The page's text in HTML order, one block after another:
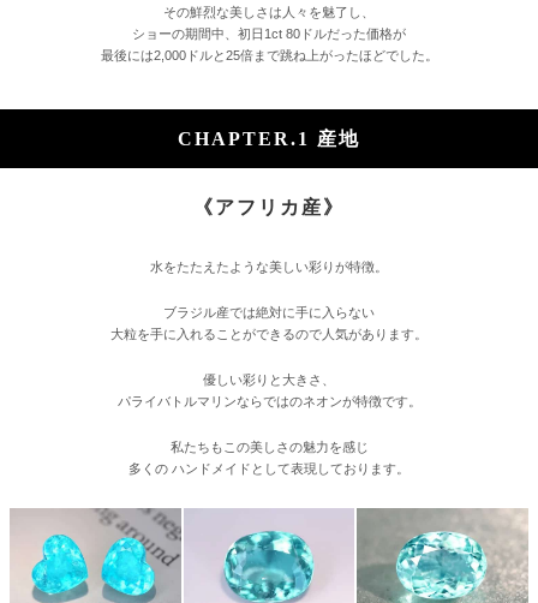
その鮮烈な美しさは人々を魅了し、
ショーの期間中、初日1ct 80ドルだった価格が
最後には2,000ドルと25倍まで跳ね上がったほどでした。
CHAPTER.1 産地
《アフリカ産》
水をたたえたような美しい彩りが特徴。
ブラジル産では絶対に手に入らない
大粒を手に入れることができるので人気があります。
優しい彩りと大きさ、
パライバトルマリンならではのネオンが特徴です。
私たちもこの美しさの魅力を感じ
多くの ハンドメイドとして表現しております。